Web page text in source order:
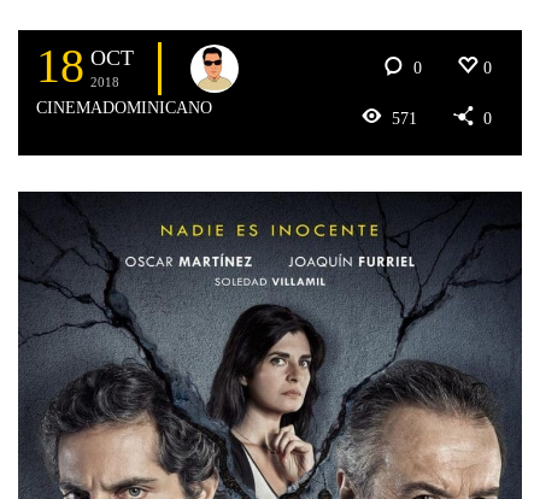
18 OCT
2018
CINEMADOMINICANO
0 0
571 0